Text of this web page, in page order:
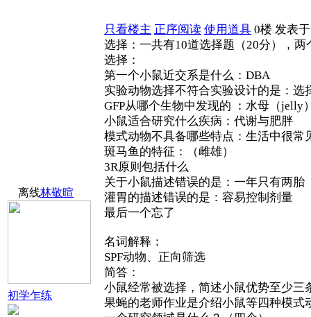
离线林敬暄
初学乍练
只看楼主 正序阅读 使用道具 0楼 发表
选择：一共有10道选择题（20分），
选择：
第一个小鼠近交系是什么：DBA
实验动物选择不符合实验设计的是：选
GFP从哪个生物中发现的 ：水母（jelly
小鼠适合研究什么疾病：代谢与肥胖
模式动物不具备哪些特点：生活中很常
斑马鱼的特征：（雌雄）
3R原则包括什么
关于小鼠描述错误的是：一年只有两胎
灌胃的描述错误的是：容易控制剂量
最后一个忘了
名词解释：
SPF动物、正向筛选
简答：
小鼠经常被选择，简述小鼠优势至少三
果蝇的老师作业是介绍小鼠等四种模